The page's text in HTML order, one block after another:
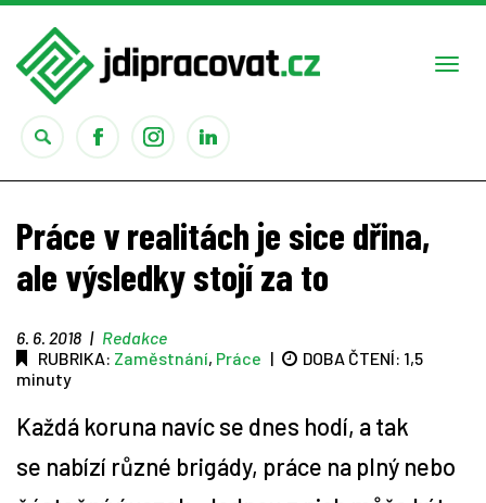
Obory
Rady
Reality show
Práce v realitách je sice dřina,
ale výsledky stojí za to
6. 6. 2018 | Redakce
RUBRIKA: Zaměstnání, Práce | DOBA ČTENÍ: 1,5
minuty
Každá koruna navíc se dnes hodí, a tak
se nabízí různé brigády, práce na plný nebo